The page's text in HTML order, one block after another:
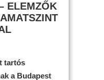
ELEMZŐK
tartós
a Budapest